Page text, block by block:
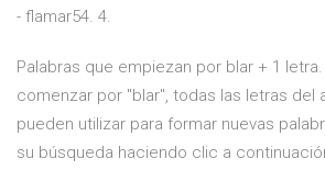
- flamar54. 4.
Palabras que empiezan por blar + 1
comenzar por "blar", todas las letras del
pueden utilizar para formar nuevas
su búsqueda haciendo clic a